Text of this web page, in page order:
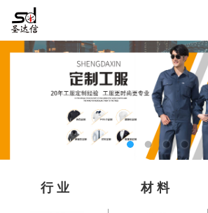
行业 材料